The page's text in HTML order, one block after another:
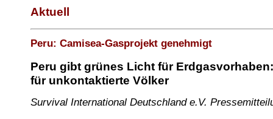
Aktuell
Peru: Camisea-Gasprojekt genehmigt
Peru gibt grünes Licht für
für unkontaktierte Völker
Survival International Deutschland e.V.